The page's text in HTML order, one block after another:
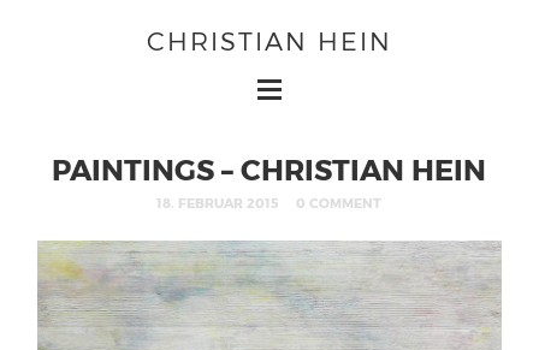
CHRISTIAN HEIN
PAINTINGS – CHRISTIAN HEIN
18. FEBRUAR 2015 0 COMMENT